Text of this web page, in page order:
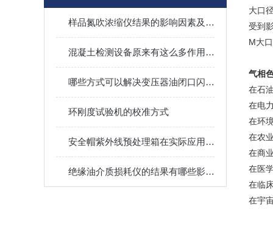
样品氮吹浓缩仪结果的影响因素及其调控
混凝土检测设备原来有这么多作用值得我们选择
哪些方式可以解决变压器油闭口闪点测定仪的故障
环刚度试验机的校准方式
安全帽紫外线预处理箱在实际应用中的应用场景
绝缘油介质损耗仪的结果有哪些影响因素
大口
受到
M大
气相
在石
在电
在环
在农
在商
在医
在临
在宇